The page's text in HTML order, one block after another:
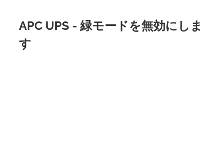
APC UPS - 緑モードを無効にしま
す